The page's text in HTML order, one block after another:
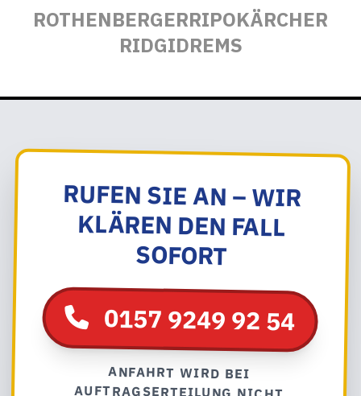
ROTHENBERGERRIPOKÄRCHER
RIDGIDREMS
RUFEN SIE AN – WIR
KLÄREN DEN FALL
SOFORT
0157 9249 92 54
ANFAHRT WIRD BEI
AUFTRAGSERTEILUNG NICHT